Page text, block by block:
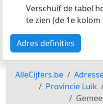
Verschuif de tabel
te zien (de 1e
Adres definities
AlleCijfers.be
Provincie Luik